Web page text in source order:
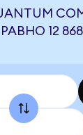
РАВНО 12